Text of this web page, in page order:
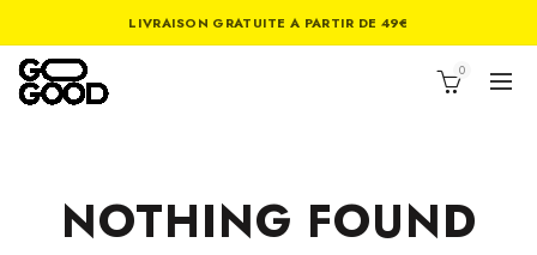
LIVRAISON GRATUITE A PARTIR DE 49€
0
NOTHING FOUND